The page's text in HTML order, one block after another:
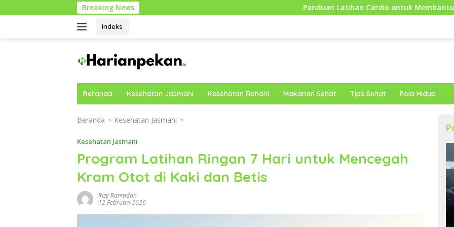
ke
Breaking News Panduan Latihan Cardio untuk Membantu Tubuh Lebih
Indeks
Beranda Kesehatan Jasmani Kesehatan Rohani Makanan Sehat Tips Sehat Pola Hidup
Beranda Kesehatan Jasmani
Kesehatan Jasmani
Program Latihan Ringan 7 Hari untuk Mencegah
Kram Otot di Kaki dan Betis
Rizy Ramadan
12 Februari 2026